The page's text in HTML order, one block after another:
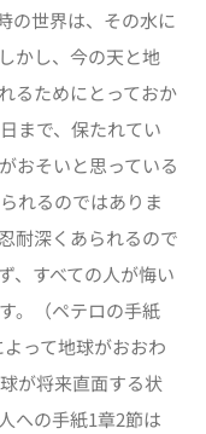
の世界は、その水に
かし、今の天と地
るためにとっておか
まで、保たれてい
おそいと思っている
れるのではありま
耐深くあられるので
、すべての人が悔い
。（ペテロの手紙
って地球がおおわ
が将来直面する状
への手紙1章2節は